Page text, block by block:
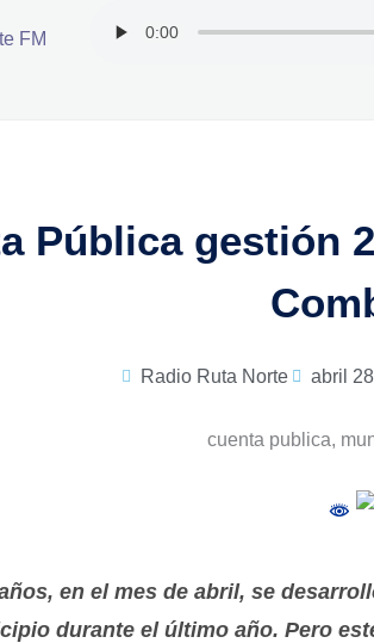
Pública gestión
Radio Ruta Norte abril
en el mes de abril, se
durante el último año. Pero